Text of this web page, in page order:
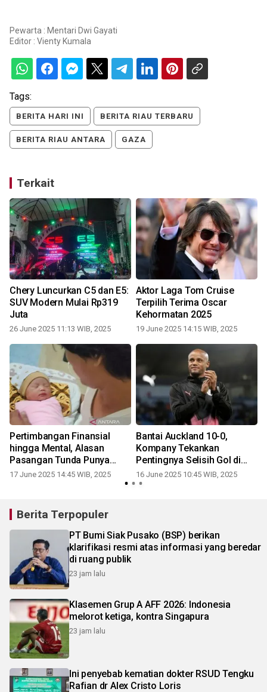
Pewarta : Mentari Dwi Gayati
Editor : Vienty Kumala
Tags:
BERITA HARI INI BERITA RIAU TERBARU
BERITA RIAU ANTARA GAZA
Terkait
Chery Luncurkan C5 dan E5:
SUV Modern Mulai Rp319
Juta
26 June 2025 11:13 WIB, 2025
Aktor Laga Tom Cruise
Terpilih Terima Oscar
Kehormatan 2025
19 June 2025 14:15 WIB, 2025
Pertimbangan Finansial
hingga Mental, Alasan
Pasangan Tunda Punya
Anak
17 June 2025 14:45 WIB, 2025
Bantai Auckland 10-0,
Kompany Tekankan
Pentingnya Selisih Gol di
Grup Berat
16 June 2025 10:45 WIB, 2025
Berita Terpopuler
PT Bumi Siak Pusako (BSP) berikan
klarifikasi resmi atas informasi yang beredar
di ruang publik
23 jam lalu
Klasemen Grup A AFF 2026: Indonesia
melorot ketiga, kontra Singapura
23 jam lalu
Ini penyebab kematian dokter RSUD Tengku
Rafian dr Alex Cristo Loris